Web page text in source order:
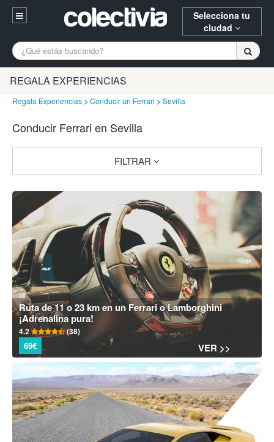
Selecciona tu
ciudad
Entrar
¿Necesitas ayuda? Escríbenos
A Coruña Alicante
Bilbao Burgos Donostia
Gijón Huesca
Madrid Oviedo Palencia
Pamplona Santander Tarragona
Valencia Zaragoza
REGALA EXPERIENCIAS
Regala Experiencias > Conducir un Ferrari > Sevilla
Conducir Ferrari en Sevilla
FILTRAR
Ruta de 11 o 23 km en un Ferrari o Lamborghini
¡Adrenalina pura!
4.2 (38)
69€ VER >>